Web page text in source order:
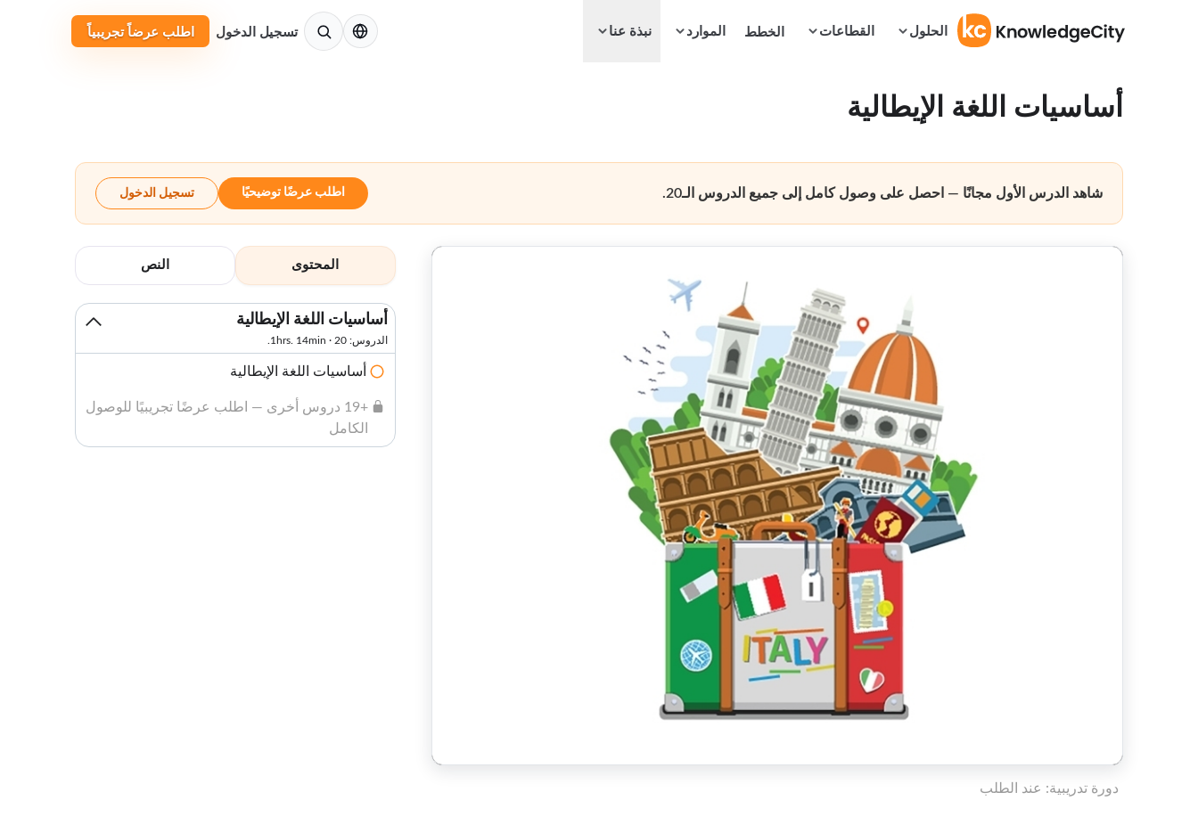
الحلول القطاعات الخطط الموارد نبذة عنا
الإنجليزية
تسجيل الدخول اطلب عرضاً تجريبياً
أساسيات اللغة الإيطالية
شاهد الدرس الأول مجانًا — احصل على وصول كامل إلى جميع الدروس الـ20. اطلب عرضًا توضيحيًا تسجيل الدخول
دورة تدريبية: عند الطلب
المحتوى النص
أساسيات اللغة الإيطالية
الدروس: 20 · 1hrs. 14min.
أساسيات اللغة الإيطالية
+19 دروس أخرى — اطلب عرضًا تجريبيًا للوصول
الكامل